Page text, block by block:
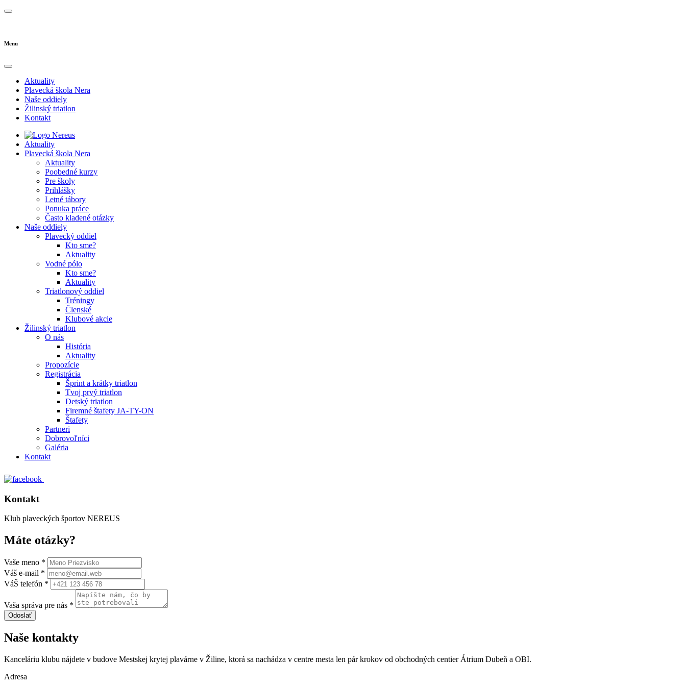
Menu
Aktuality
Plavecká škola Nera
Naše oddiely
Žilinský triatlon
Kontakt
Aktuality
Plavecká škola Nera
Aktuality
Poobedné kurzy
Pre školy
Prihlášky
Letné tábory
Ponuka práce
Často kladené otázky
Naše oddiely
Plavecký oddiel
Kto sme?
Aktuality
Vodné pólo
Kto sme?
Aktuality
Triatlonový oddiel
Tréningy
Členské
Klubové akcie
Žilinský triatlon
O nás
História
Aktuality
Propozície
Registrácia
Šprint a krátky triatlon
Tvoj prvý triatlon
Detský triatlon
Firemné štafety JA-TY-ON
Štafety
Partneri
Dobrovoľníci
Galéria
Kontakt
Kontakt
Klub plaveckých športov NEREUS
Máte otázky?
Vaše meno *
Váš e-mail *
VáŠ telefón *
Vaša správa pre nás *
Odoslať
Naše kontakty
Kanceláriu klubu nájdete v budove Mestskej krytej plavárne v Žiline, ktorá sa nachádza v centre mesta len pár krokov od obchodných centier Átrium Dubeň a OBI.
Adresa